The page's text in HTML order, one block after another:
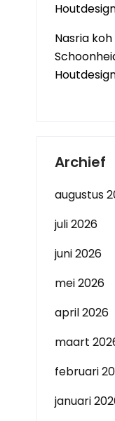
Nasria
Archief
augustus
juli 2026
juni 2026
mei 2026
april 2026
maart
februari
januari